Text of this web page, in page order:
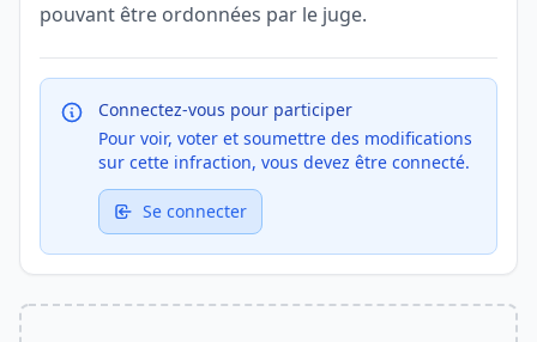
pouvant être ordonnées par le juge.
Connectez-vous pour participer
Pour voir, voter et soumettre des modifications
sur cette infraction, vous devez être connecté.
Se connecter